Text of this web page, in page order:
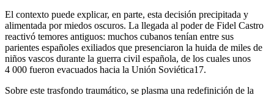
El contexto puede explicar, en parte, esta decisión precipitada y
alimentada por miedos oscuros. La llegada al poder de Fidel Castro
reactivó temores antiguos: muchos cubanos tenían entre sus
parientes españoles exiliados que presenciaron la huida de miles de
niños vascos durante la guerra civil española, de los cuales unos
4 000 fueron evacuados hacia la Unión Soviética17.
Sobre este trasfondo traumático, se plasma una redefinición de la